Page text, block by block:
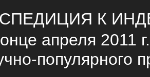
К
апреля 2011
популярного